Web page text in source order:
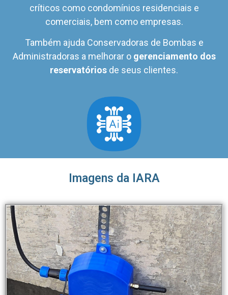
críticos como condomínios residenciais e
comerciais, bem como empresas.
Também ajuda Conservadoras de Bombas e
Administradoras a melhorar o gerenciamento dos
reservatórios de seus clientes.
Imagens da IARA